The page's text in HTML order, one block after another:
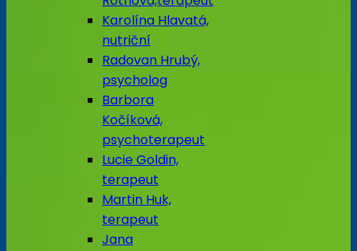
Karolína Hlavatá,
nutriční
Radovan Hrubý,
psycholog
Barbora
Kočíková,
psychoterapeut
Lucie Goldin,
terapeut
Martin Huk,
terapeut
Jana